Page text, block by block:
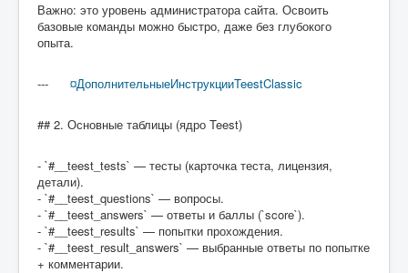
Важно: это уровень администратора сайта. Освоить
базовые команды можно быстро, даже без глубокого
опыта.
--- ¤ДополнительныеИнструкцииTeestClassic
## 2. Основные таблицы (ядро Teest)
- `#__teest_tests` — тесты (карточка теста, лицензия,
детали).
- `#__teest_questions` — вопросы.
- `#__teest_answers` — ответы и баллы (`score`).
- `#__teest_results` — попытки прохождения.
- `#__teest_result_answers` — выбранные ответы по попытке
+ комментарии.